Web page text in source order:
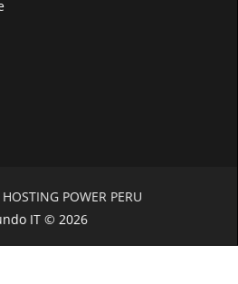
HOSTING POWER PERU
IT © 2026